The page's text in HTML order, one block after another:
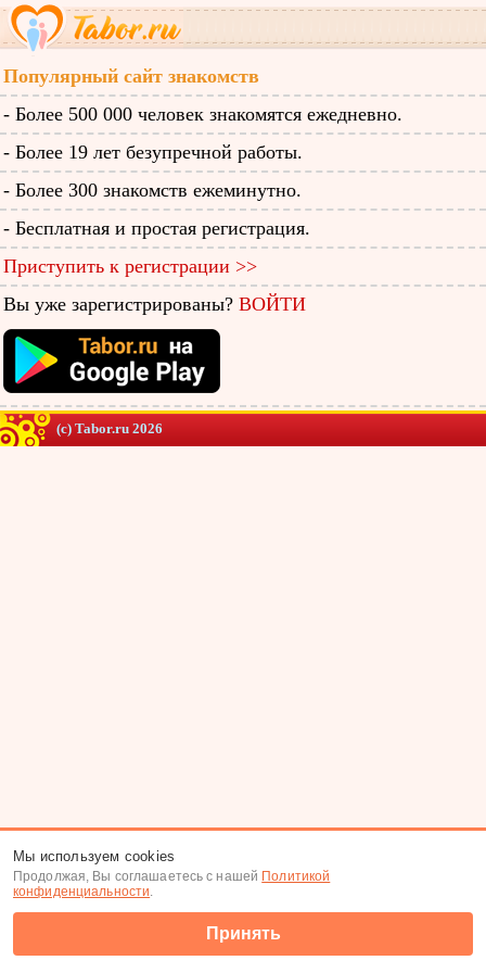
Популярный сайт знакомств
- Более 500 000 человек знакомятся ежедневно.
- Более 19 лет безупречной работы.
- Более 300 знакомств ежеминутно.
- Бесплатная и простая регистрация.
Приступить к регистрации >>
Вы уже зарегистрированы? ВОЙТИ
(c) Tabor.ru 2026
Мы используем cookies
Продолжая, Вы соглашаетесь с нашей Политикой
конфиденциальности.
Принять